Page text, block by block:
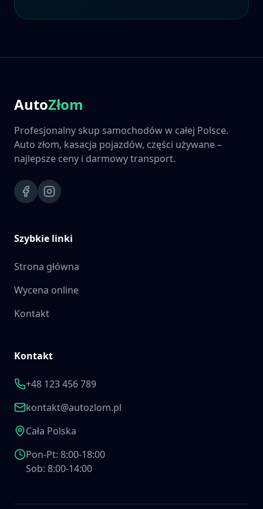
AutoZłom
Profesjonalny skup samochodów w całej Polsce.
Auto złom, kasacja pojazdów, części używane –
najlepsze ceny i darmowy transport.
Szybkie linki
Strona główna
Wycena online
Kontakt
Kontakt
+48 123 456 789
kontakt@autozlom.pl
Cała Polska
Pon-Pt: 8:00-18:00
Sob: 8:00-14:00